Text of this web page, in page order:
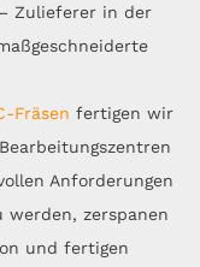
Zulieferer in der
Fräsen fertigen wir
Anforderungen
werden, zerspanen
und fertigen